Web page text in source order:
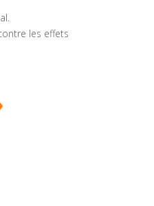
les effets